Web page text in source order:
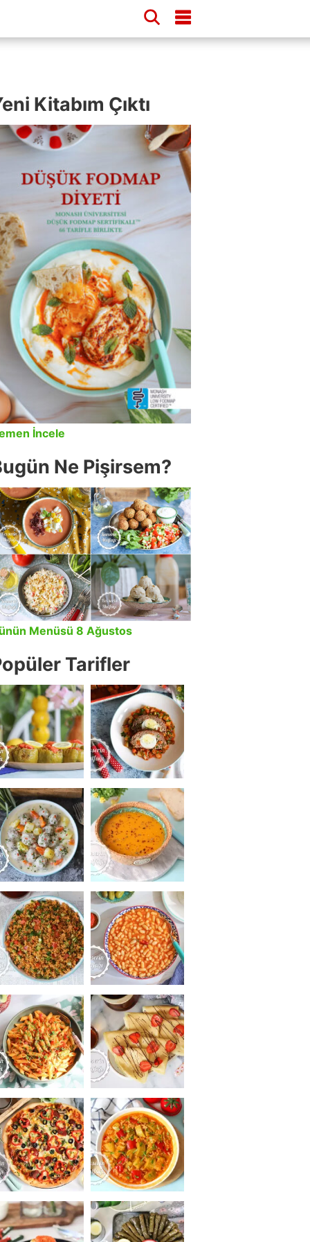
Kitabım Çıktı
İncele
Ne Pişirsem?
Menüsü 8 Ağustos
Tarifler